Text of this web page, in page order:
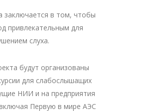
заключается в том, чтобы
привлекательным для
слуха.
будут организованы
для слабослышащих
НИИ и на предприятия
Первую в мире АЭС